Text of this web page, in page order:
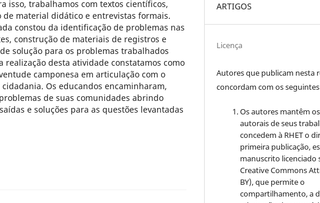
isso, trabalhamos com textos científicos,
de material didático e entrevistas formais.
constou da identificação de problemas nas
construção de materiais de registros e
solução para os problemas trabalhados
realização desta atividade constatamos como
camponesa em articulação com o
Os educandos encaminharam,
de suas comunidades abrindo
e soluções para as questões levantadas
ARTIGOS
Licença
Autores que publicam nesta
concordam com os
Os autores mantêm
autorais de seus
concedem à RHET o
primeira publicação,
manuscrito licenciado
Creative Commons
BY), que permite o
compartilhamento, a